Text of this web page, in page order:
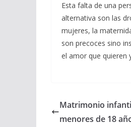
Esta falta de una
alternativa son las
mujeres, la
son precoces sino
el amor que quieren
Matrimonio
menores de 18